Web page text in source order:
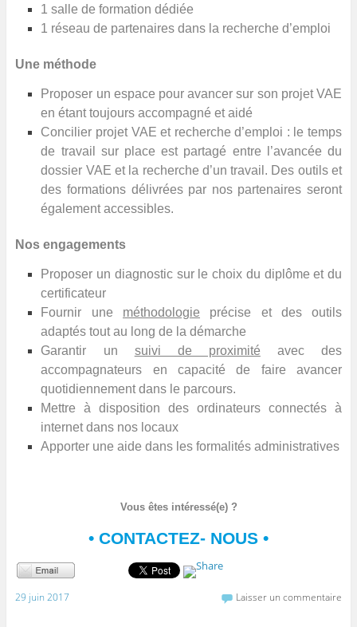
1 salle de formation dédiée
1 réseau de partenaires dans la recherche d’emploi
Une méthode
Proposer un espace pour avancer sur son projet VAE
en étant toujours accompagné et aidé
Concilier projet VAE et recherche d’emploi : le temps
de travail sur place est partagé entre l’avancée du
dossier VAE et la recherche d’un travail. Des outils et
des formations délivrées par nos partenaires seront
également accessibles.
Nos engagements
Proposer un diagnostic sur le choix du diplôme et du
certificateur
Fournir une méthodologie précise et des outils
adaptés tout au long de la démarche
Garantir un suivi de proximité avec des
accompagnateurs en capacité de faire avancer
quotidiennement dans le parcours.
Mettre à disposition des ordinateurs connectés à
internet dans nos locaux
Apporter une aide dans les formalités administratives
Vous êtes intéressé(e) ?
• CONTACTEZ- NOUS •
29 juin 2017 Laisser un commentaire